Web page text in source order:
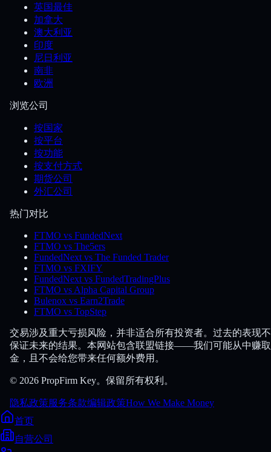
英国最佳
加拿大
澳大利亚
印度
尼日利亚
南非
欧洲
浏览公司
按国家
按平台
按功能
按支付方式
期货公司
外汇公司
热门对比
FTMO vs FundedNext
FTMO vs The5ers
FundedNext vs The Funded Trader
FTMO vs FXIFY
FundedNext vs FundedTradingPlus
FTMO vs Alpha Capital Group
Bulenox vs Earn2Trade
FTMO vs TopStep
交易涉及重大亏损风险，并非适合所有投资者。过去的表现
保证未来的结果。本网站包含联盟链接——我们可能从中赚
金，且不会给您带来任何额外费用。
© 2026 PropFirm Key。保留所有权利。
隐私政策服务条款编辑政策How We Make Money
首页
自营公司